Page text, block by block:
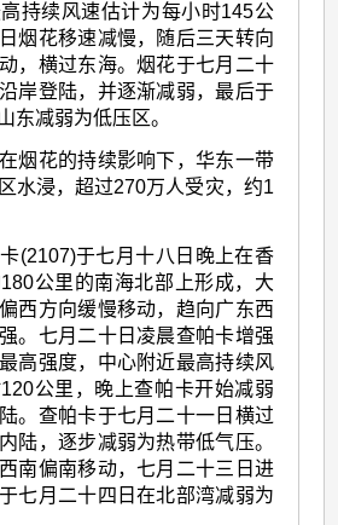
持续风速估计为每小时145公
烟花移速减慢，随后三天转向
，横过东海。烟花于七月二十
岸登陆，并逐渐减弱，最后于
东减弱为低压区。
烟花的持续影响下，华东一带
水浸，超过270万人受灾，约1
(2107)于七月十八日晚上在香
公里的南海北部上形成，大
西方向缓慢移动，趋向广东西
。七月二十日凌晨查帕卡增强
高强度，中心附近最高持续风
公里，晚上查帕卡开始减弱
。查帕卡于七月二十一日横过
陆，逐步减弱为热带低气压。
南偏南移动，七月二十三日进
七月二十四日在北部湾减弱为